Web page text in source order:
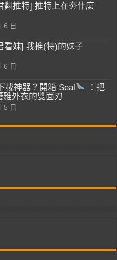
翻推特] 推特上在夯什麼
6 日
看妹] 我推(特)的妹子
6 日
載神器？開箱 Seal
：把
雅外衣的雙面刃
5 日